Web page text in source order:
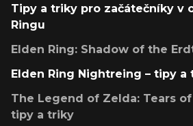
Tipy a triky pro začátečníky v
Ringu
Elden Ring: Shadow of the
Elden Ring Nightreing – tipy a
The Legend of Zelda: Tears
tipy a triky